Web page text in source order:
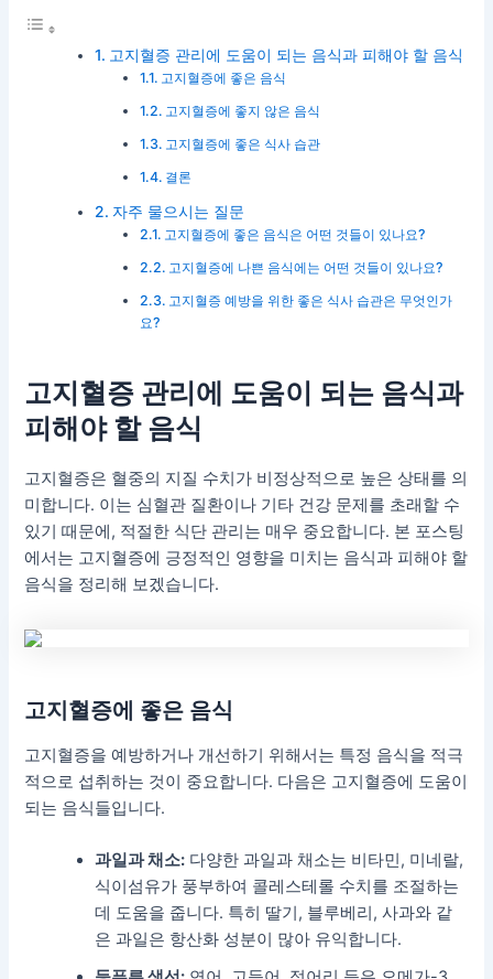
고지혈증 관리에 도움이 되는 음식과 피해야 할 음식
고지혈증에 좋은 음식
고지혈증에 좋지 않은 음식
고지혈증에 좋은 식사 습관
결론
자주 물으시는 질문
고지혈증에 좋은 음식은 어떤 것들이 있나요?
고지혈증에 나쁜 음식에는 어떤 것들이 있나요?
고지혈증 예방을 위한 좋은 식사 습관은 무엇인가
요?
고지혈증 관리에 도움이 되는 음식과
피해야 할 음식
고지혈증은 혈중의 지질 수치가 비정상적으로 높은 상태를 의
미합니다. 이는 심혈관 질환이나 기타 건강 문제를 초래할 수
있기 때문에, 적절한 식단 관리는 매우 중요합니다. 본 포스팅
에서는 고지혈증에 긍정적인 영향을 미치는 음식과 피해야 할
음식을 정리해 보겠습니다.
고지혈증에 좋은 음식
고지혈증을 예방하거나 개선하기 위해서는 특정 음식을 적극
적으로 섭취하는 것이 중요합니다. 다음은 고지혈증에 도움이
되는 음식들입니다.
과일과 채소: 다양한 과일과 채소는 비타민, 미네랄,
식이섬유가 풍부하여 콜레스테롤 수치를 조절하는
데 도움을 줍니다. 특히 딸기, 블루베리, 사과와 같
은 과일은 항산화 성분이 많아 유익합니다.